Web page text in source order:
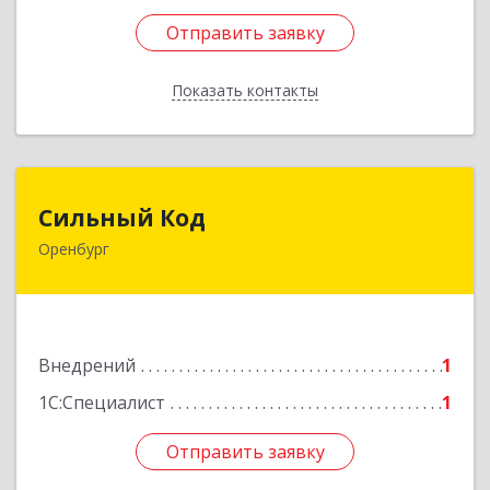
Отправить заявку
Показать контакты
Отправить заявку
Назад
Сильный Код
Оренбург
Внедрений
1
1С:Специалист
1
Отправить заявку
Отправить заявку